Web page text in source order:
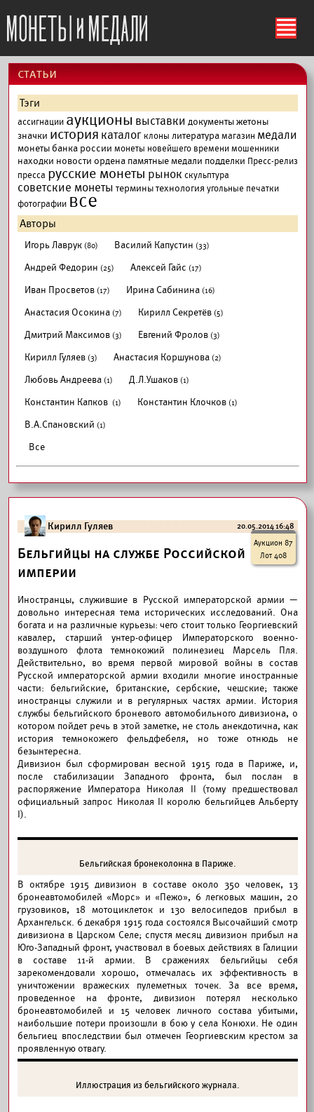
ś
cтатьи
Тэги
ассигнации аукционы выставки документыжетоны
значки история каталог клоны литературамагазин медали
монеты банка россии монеты новейшего временимошенники
находки новости ордена памятные медали подделки Пресс-релиз
пресса русские монеты рынок скульптура
советские монеты терминытехнология угольные печатки
фотографии все
Авторы
Игорь Лаврук (80) Василий Капустин (33)
Андрей Федорин (25) Алексей Гайс (17)
Иван Просветов (17) Ирина Сабинина (16)
Анастасия Осокина (7) Кирилл Секретёв (5)
Дмитрий Максимов (3) Евгений Фролов (3)
Кирилл Гуляев (3) Анастасия Коршунова (2)
Любовь Андреева (1) Д.Л.Ушаков (1)
Константин Капков (1) Константин Клочков (1)
В.А.Спановский (1)
Все
Кирилл Гуляев
20.05.2014 16:48
Аукцион 87
Лот 408
Бельгийцы на службе Российской
империи
Иностранцы, служившие в Русской императорской армии —
довольно интересная тема исторических исследований. Она
богата и на различные курьезы: чего стоит только Георгиевский
кавалер, старший унтер-офицер Императорского военно-
воздушного флота темнокожий полинезиец Марсель Пля.
Действительно, во время первой мировой войны в состав
Русской императорской армии входили многие иностранные
части: бельгийские, британские, сербские, чешские; также
иностранцы служили и в регулярных частях армии. История
службы бельгийского броневого автомобильного дивизиона, о
котором пойдет речь в этой заметке, не столь анекдотична, как
история темнокожего фельдфебеля, но тоже отнюдь не
безынтересна.
Дивизион был сформирован весной 1915 года в Париже, и,
после стабилизации Западного фронта, был послан в
распоряжение Императора Николая II (тому предшествовал
официальный запрос Николая II королю бельгийцев Альберту
I).
Бельгийская бронеколонна в Париже.
В октябре 1915 дивизион в составе около 350 человек, 13
бронеавтомобилей «Морс» и «Пежо», 6 легковых машин, 20
грузовиков, 18 мотоциклеток и 130 велосипедов прибыл в
Архангельск. 6 декабря 1915 года состоялся Высочайший смотр
дивизиона в Царском Селе; спустя месяц дивизион прибыл на
Юго-Западный фронт, участвовал в боевых действиях в Галиции
в составе 11-й армии. В сражениях бельгийцы себя
зарекомендовали хорошо, отмечалась их эффективность в
уничтожении вражеских пулеметных точек. За все время,
проведенное на фронте, дивизион потерял несколько
бронеавтомобилей и 15 человек личного состава убитыми,
наибольшие потери произошли в бою у села Конюхи. Не один
бельгиец впоследствии был отмечен Георгиевским крестом за
проявленную отвагу.
Иллюстрация из бельгийского журнала.